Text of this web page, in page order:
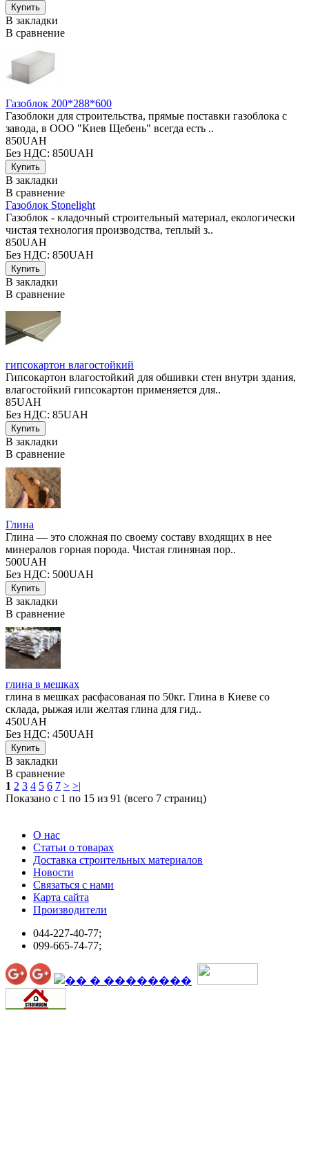
В закладки
В сравнение
Газоблок 200*288*600
Газоблоки для строительства, прямые поставки газоблока с
завода, в ООО "Киев Щебень" всегда есть ..
850UAH
Без НДС: 850UAH
В закладки
В сравнение
Газоблок Stonelight
Газоблок - кладочный строительный материал, екологически
чистая технология производства, теплый з..
850UAH
Без НДС: 850UAH
В закладки
В сравнение
гипсокартон влагостойкий
Гипсокартон влагостойкий для обшивки стен внутри здания,
влагостойкий гипсокартон применяется для..
85UAH
Без НДС: 85UAH
В закладки
В сравнение
Глина
Глина — это сложная по своему составу входящих в нее
минералов горная порода. Чистая глиняная пор..
500UAH
Без НДС: 500UAH
В закладки
В сравнение
глина в мешках
глина в мешках расфасованая по 50кг. Глина в Киеве со
склада, рыжая или желтая глина для гид..
450UAH
Без НДС: 450UAH
В закладки
В сравнение
1 2 3 4 5 6 7 > >|
Показано с 1 по 15 из 91 (всего 7 страниц)
О нас
Статьи о товарах
Доставка строительных материалов
Новости
Связаться с нами
Карта сайта
Производители
044-227-40-77;
099-665-74-77;